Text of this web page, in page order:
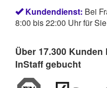
Kundendienst: Bei
8:00 bis 22:00 Uhr für
Über 17.300
InStaff gebucht